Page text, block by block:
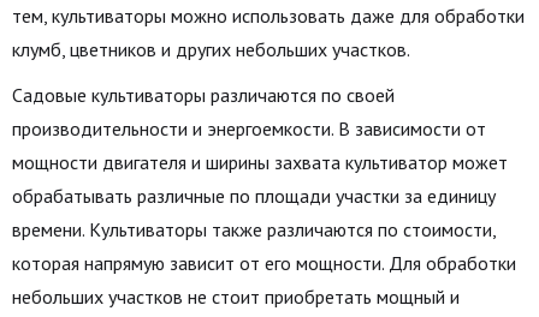
тем, культиваторы можно использовать даже для обработки
клумб, цветников и других небольших участков.
Садовые культиваторы различаются по своей
производительности и энергоемкости. В зависимости от
мощности двигателя и ширины захвата культиватор может
обрабатывать различные по площади участки за единицу
времени. Культиваторы также различаются по стоимости,
которая напрямую зависит от его мощности. Для обработки
небольших участков не стоит приобретать мощный и